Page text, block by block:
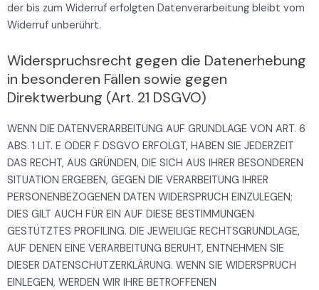
der bis zum Widerruf erfolgten Datenverarbeitung bleibt vom
Widerruf unberührt.
Widerspruchsrecht gegen die Datenerhebung
in besonderen Fällen sowie gegen
Direktwerbung (Art. 21 DSGVO)
WENN DIE DATENVERARBEITUNG AUF GRUNDLAGE VON ART. 6
ABS. 1 LIT. E ODER F DSGVO ERFOLGT, HABEN SIE JEDERZEIT
DAS RECHT, AUS GRÜNDEN, DIE SICH AUS IHRER BESONDEREN
SITUATION ERGEBEN, GEGEN DIE VERARBEITUNG IHRER
PERSONENBEZOGENEN DATEN WIDERSPRUCH EINZULEGEN;
DIES GILT AUCH FÜR EIN AUF DIESE BESTIMMUNGEN
GESTÜTZTES PROFILING. DIE JEWEILIGE RECHTSGRUNDLAGE,
AUF DENEN EINE VERARBEITUNG BERUHT, ENTNEHMEN SIE
DIESER DATENSCHUTZERKLÄRUNG. WENN SIE WIDERSPRUCH
EINLEGEN, WERDEN WIR IHRE BETROFFENEN